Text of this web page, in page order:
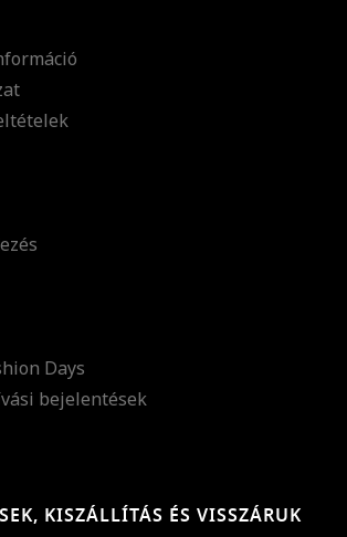
Days
bejelentések
KISZÁLLÍTÁS ÉS VISSZÁRUK